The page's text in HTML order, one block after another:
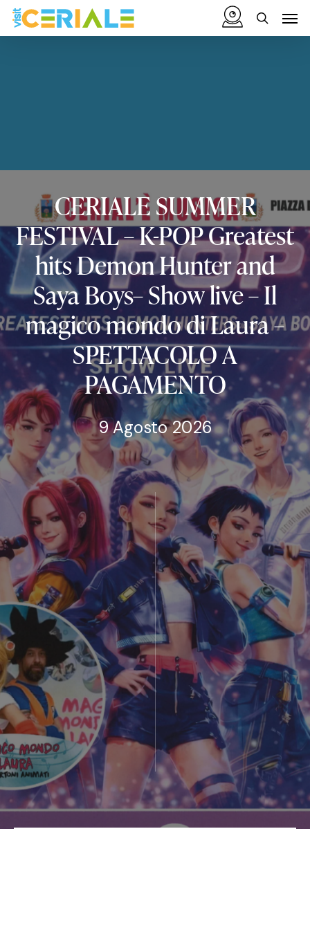
Vai
contenuto
CERIALESUMMER
FESTIVAL–K-POPGreatest
hitsDemonHunterand
SayaBoys–Showlive–Il
magicomondodiLaura–
SPETTACOLOA
PAGAMENTO
9 Agosto 2026